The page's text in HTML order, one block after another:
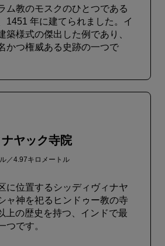
ム教のモスクのひとつである
1451 年に建てられました。イ
築様式の傑出した例であり、
かつ権威ある史跡の一つで
ヤック寺院
／4.97キロメートル
に位置するシッディヴィナヤ
ャ神を祀るヒンドゥー教の寺
上の歴史を持つ、インドで最
です。